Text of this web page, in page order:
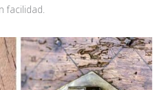
facilidad.